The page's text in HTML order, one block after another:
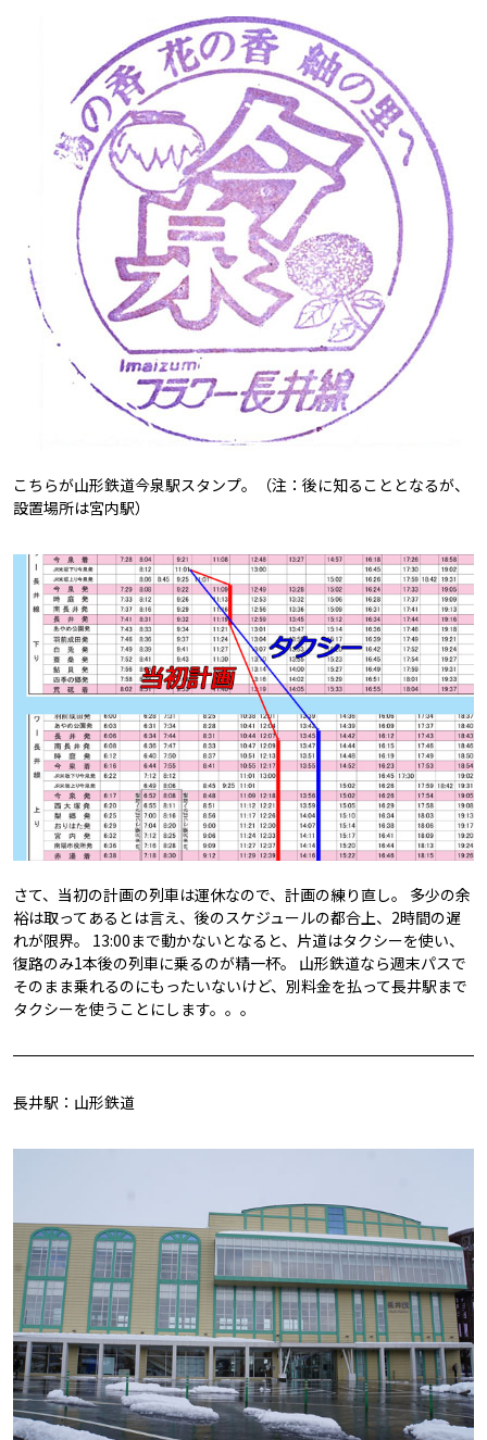
こちらが山形鉄道今泉駅スタンプ。（注：後に知ることとなるが、
設置場所は宮内駅）
さて、当初の計画の列車は運休なので、計画の練り直し。 多少の余
裕は取ってあるとは言え、後のスケジュールの都合上、2時間の遅
れが限界。 13:00まで動かないとなると、片道はタクシーを使い、
復路のみ1本後の列車に乗るのが精一杯。 山形鉄道なら週末パスで
そのまま乗れるのにもったいないけど、別料金を払って長井駅まで
タクシーを使うことにします。。。
長井駅：山形鉄道